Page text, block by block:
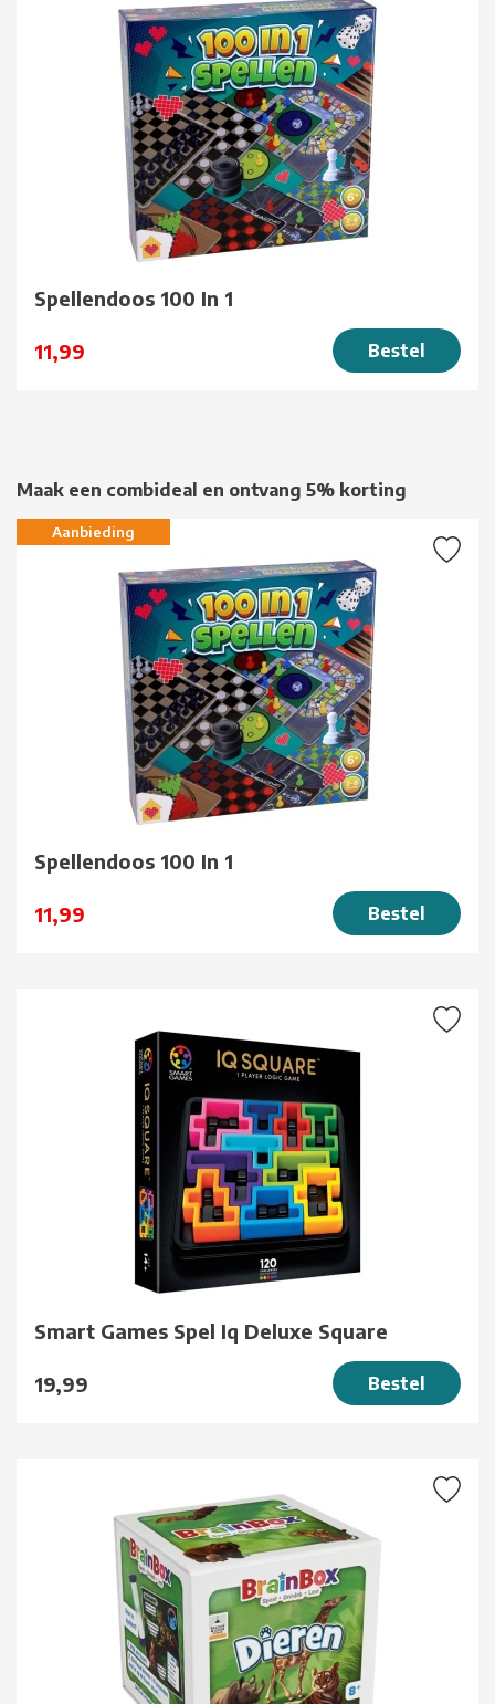
Spellendoos 100 In 1
11,99 Bestel
Maak een combideal en ontvang 5% korting
Aanbieding
Spellendoos 100 In 1
11,99 Bestel
Smart Games Spel Iq Deluxe Square
19,99 Bestel